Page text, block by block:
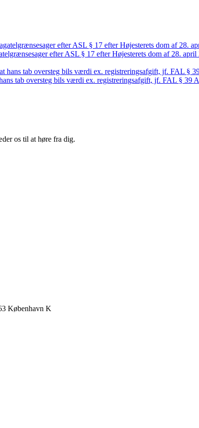
efter ASL § 17 efter Højesterets dom af 28.
tab oversteg bils værdi ex. registreringsafgift, jf. FAL § 39
os til at høre fra dig.
København K